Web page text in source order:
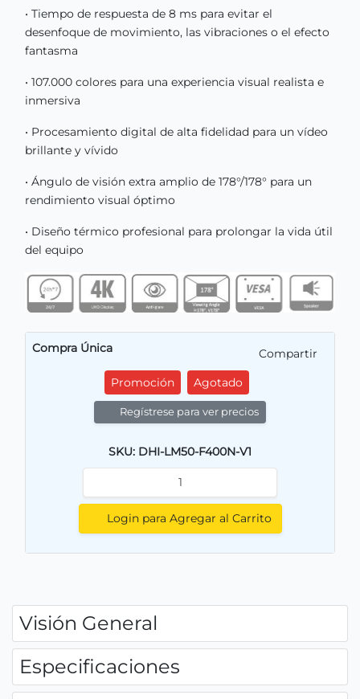
• Tiempo de respuesta de 8 ms para evitar el
desenfoque de movimiento, las vibraciones o el efecto
fantasma
• 107.000 colores para una experiencia visual realista e
inmersiva
• Procesamiento digital de alta fidelidad para un vídeo
brillante y vívido
• Ángulo de visión extra amplio de 178°/178° para un
rendimiento visual óptimo
• Diseño térmico profesional para prolongar la vida útil
del equipo
Compra Única
Compartir
Promoción
Agotado
Regístrese para ver precios
SKU: DHI-LM50-F400N-V1
Login para Agregar al Carrito
Visión General
Especificaciones